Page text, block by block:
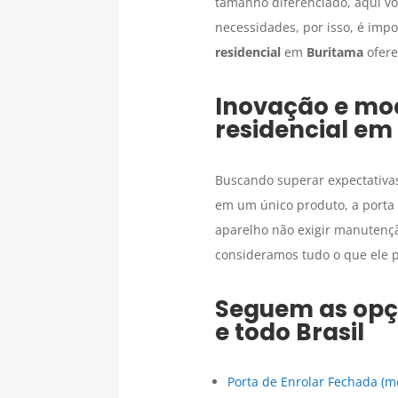
necessidades, por isso, é
residencialem Buritama
Inovação e
residencial em
Buscando superar
em um único produto, a porta
aparelho não exigir
consideramos tudo o que ele
Seguem as
e todo Brasil
Porta de Enrolar Fechada